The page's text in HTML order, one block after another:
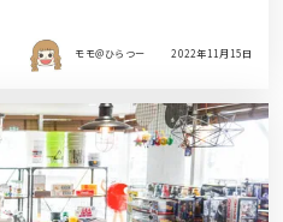
モモ＠ひらつー 2022年11月15日